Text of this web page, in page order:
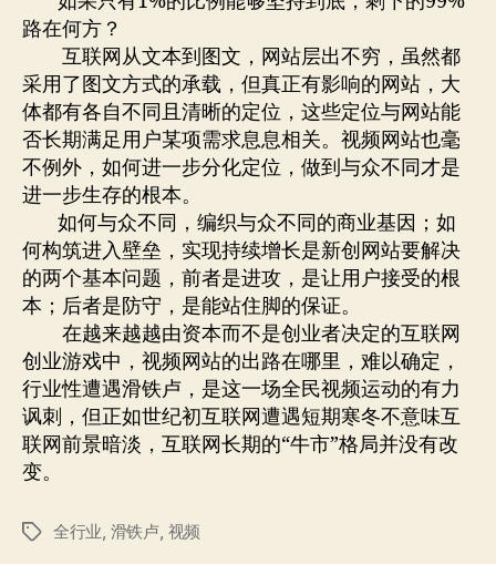
路在何方？
互联网从文本到图文，网站层出不穷，虽然都
采用了图文方式的承载，但真正有影响的网站，大
体都有各自不同且清晰的定位，这些定位与网站能
否长期满足用户某项需求息息相关。视频网站也毫
不例外，如何进一步分化定位，做到与众不同才是
进一步生存的根本。
如何与众不同，编织与众不同的商业基因；如
何构筑进入壁垒，实现持续增长是新创网站要解决
的两个基本问题，前者是进攻，是让用户接受的根
本；后者是防守，是能站住脚的保证。
在越来越越由资本而不是创业者决定的互联网
创业游戏中，视频网站的出路在哪里，难以确定，
行业性遭遇滑铁卢，是这一场全民视频运动的有力
讽刺，但正如世纪初互联网遭遇短期寒冬不意味互
联网前景暗淡，互联网长期的“牛市”格局并没有改
变。
标
全行业 滑铁卢 视频